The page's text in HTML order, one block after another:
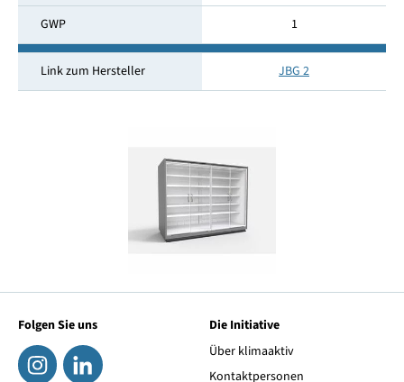
GWP 1
Link zum Hersteller JBG 2
Folgen Sie uns
Die Initiative
Über klimaaktiv
Kontaktpersonen